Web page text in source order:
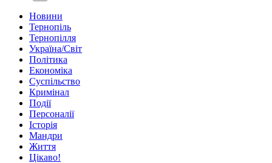
Новини
Тернопіль
Тернопілля
Україна/Світ
Політика
Економіка
Суспільство
Кримінал
Події
Персоналії
Історія
Мандри
Життя
Цікаво!